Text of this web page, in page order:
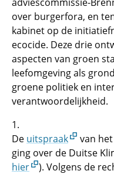
over burgerfora, en
kabinet op de
ecocide. Deze drie
aspecten van groen
leefomgeving als
groene politiek en
verantwoordelijkheid.
1.
De uitspraak
van
ging over de Duitse
hier
). Volgens de